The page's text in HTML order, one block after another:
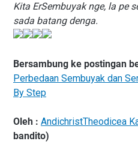
Kita ErSembuyak nge, la pe
sada batang denga.
Bersambung ke postingan
Perbedaan Sembuyak dan
By Step
Oleh : AndichristTheodicea
bandito)